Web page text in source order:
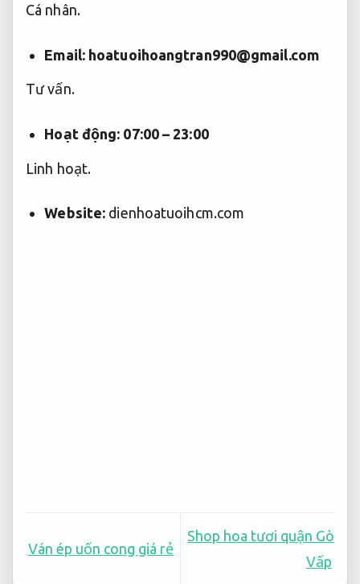
Cá nhân.
Email: hoatuoihoangtran990@gmail.com
Tư vấn.
Hoạt động: 07:00 – 23:00
Linh hoạt.
Website: dienhoatuoihcm.com
Ván ép uốn cong giá rẻ
Shop hoa tươi quận Gò
Vấp